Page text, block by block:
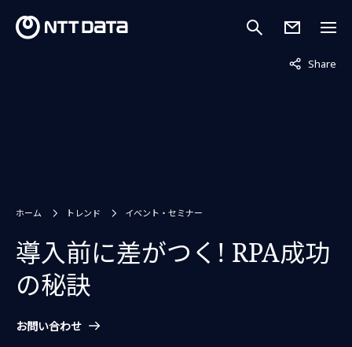
Share
非表示中
ホーム トレンド イベント・セミナー
導入前に差がつく! RPA成功
の秘訣
お問い合わせ